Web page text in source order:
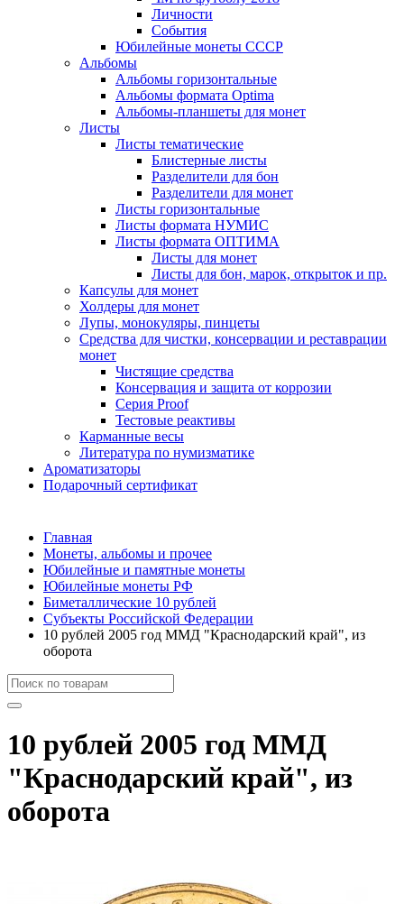
Личности
События
Юбилейные монеты СССР
Альбомы
Альбомы горизонтальные
Альбомы формата Optima
Альбомы-планшеты для монет
Листы
Листы тематические
Блистерные листы
Разделители для бон
Разделители для монет
Листы горизонтальные
Листы формата НУМИС
Листы формата ОПТИМА
Листы для монет
Листы для бон, марок, открыток и пр.
Капсулы для монет
Холдеры для монет
Лупы, монокуляры, пинцеты
Средства для чистки, консервации и реставрации
монет
Чистящие средства
Консервация и защита от коррозии
Серия Proof
Тестовые реактивы
Карманные весы
Литература по нумизматике
Ароматизаторы
Подарочный сертификат
Главная
Монеты, альбомы и прочее
Юбилейные и памятные монеты
Юбилейные монеты РФ
Биметаллические 10 рублей
Субъекты Российской Федерации
10 рублей 2005 год ММД "Краснодарский край", из
оборота
10 рублей 2005 год ММД
"Краснодарский край", из
оборота